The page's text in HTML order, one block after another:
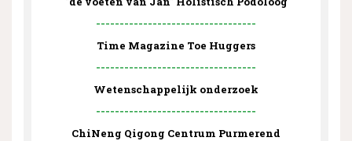
----------------------------------
Time Magazine Toe Huggers
----------------------------------
Wetenschappelijk onderzoek
----------------------------------
ChiNeng Qigong Centrum Purmerend